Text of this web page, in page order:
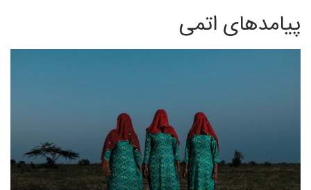
پیامدهای اتمی